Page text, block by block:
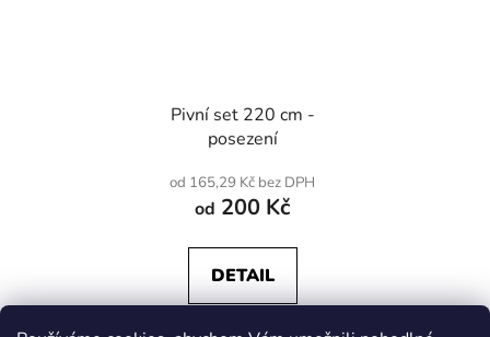
Pivní set 220 cm -
posezení
od 165,29 Kč bez DPH
od 200 Kč
DETAIL